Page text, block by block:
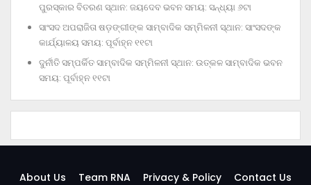
ପୁରସ୍କାର ବିତରଣ ସ୍ଥାନ: ଜୟଦେବ ଭବନ ସମୟ: ସନ୍ଧ୍ୟା ୬ଟା
ସାଂସଦ ଅପରାଜିତା ଷଡ଼ଙ୍ଗୀଙ୍କ ସାମ୍ବାଦିକ ସମ୍ମିଳନୀ ସ୍ଥାନ: ସାଂସଦଙ୍କ
କାର୍ଯ୍ୟାଳୟ ସମୟ: ପୂର୍ବାହ୍ନ ୧୧ଟା
ଦୁର୍ନୀତି ସମ୍ପର୍କିତ ସାମ୍ବାଦିକ ସମ୍ମିଳନୀ ସ୍ଥାନ: ଉତ୍କଳ ସାମ୍ବାଦିକ ଭବନ
ସମୟ: ପୂର୍ବାହ୍ନ ୧୧ଟା
About Us Team RNA Privacy & Policy Contact Us